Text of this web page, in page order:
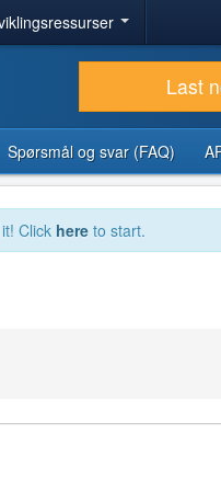
Last
Spørsmål og svar (FAQ)
Click here to start.